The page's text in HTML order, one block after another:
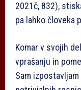
2021č, 832),
pa lahko človeka
Komar v svojih
vprašanju in
Sam